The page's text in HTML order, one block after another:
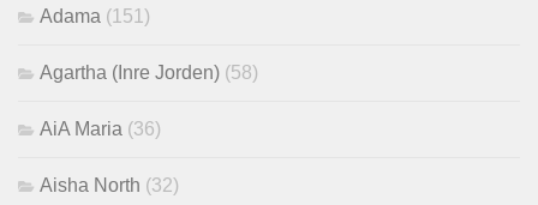
Adama (151)
Agartha (Inre Jorden) (58)
AiA Maria (36)
Aisha North (32)